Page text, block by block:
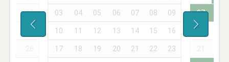
12
19
03 04 05 06 07 08 09
10 11 12 13 14 15 16
17 18 19 20 21 22 23
07